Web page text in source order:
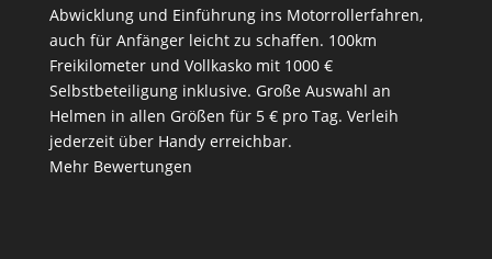
Abwicklung und Einführung ins Motorrollerfahren,
auch für Anfänger leicht zu schaffen. 100km
Freikilometer und Vollkasko mit 1000 €
Selbstbeteiligung inklusive. Große Auswahl an
Helmen in allen Größen für 5 € pro Tag. Verleih
jederzeit über Handy erreichbar.
Mehr Bewertungen